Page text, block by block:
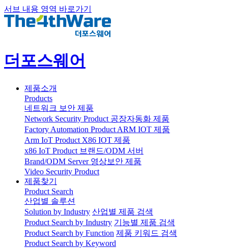
서브 내용 영역 바로가기
더포스웨어
제품소개
Products
네트워크 보안 제품
Network Security Product 공장자동화 제품
Factory Automation Product ARM IOT 제품
Arm IoT Product X86 IOT 제품
x86 IoT Product 브랜드/ODM 서버
Brand/ODM Server 영상보안 제품
Video Security Product
제품찾기
Product Search
산업별 솔루션
Solution by Industry 산업별 제품 검색
Product Search by Industry 기능별 제품 검색
Product Search by Function 제품 키워드 검색
Product Search by Keyword